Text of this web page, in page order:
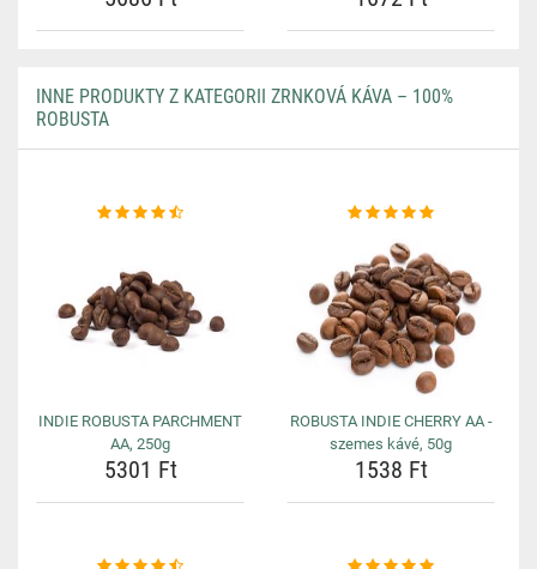
INNE PRODUKTY Z KATEGORII ZRNKOVÁ KÁVA – 100%
ROBUSTA
INDIE ROBUSTA PARCHMENT
AA, 250g
5301 Ft
ROBUSTA INDIE CHERRY AA -
szemes kávé, 50g
1538 Ft